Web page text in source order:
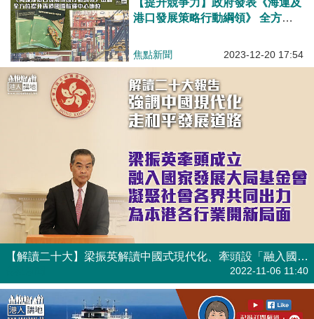
港口發展策略行動綱領》 全方位
焦點新聞 2023-12-20 17:54
【解讀二十大】梁振英解讀中國式現代化、牽頭設「融入國家發展大局基金會」為香港各行業尋新希望
2022-11-06 11:40